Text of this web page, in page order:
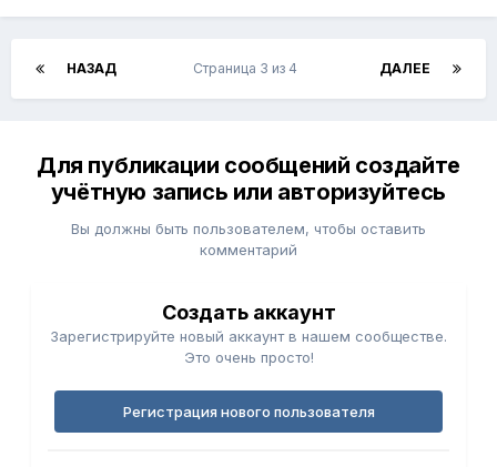
НАЗАД ДАЛЕЕ
Страница 3 из 4
Для публикации сообщений создайте
учётную запись или авторизуйтесь
Вы должны быть пользователем, чтобы оставить
комментарий
Создать аккаунт
Зарегистрируйте новый аккаунт в нашем сообществе.
Это очень просто!
Регистрация нового пользователя